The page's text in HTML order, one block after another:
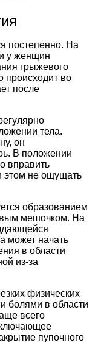
постепенно. На
у женщин
грыжевого
происходит во
после
тела.
он
В положении
вправить
этом не ощущать
образованием
мешочком. На
может начать
в области
из-за
физических
болями в области
всего
пупочного